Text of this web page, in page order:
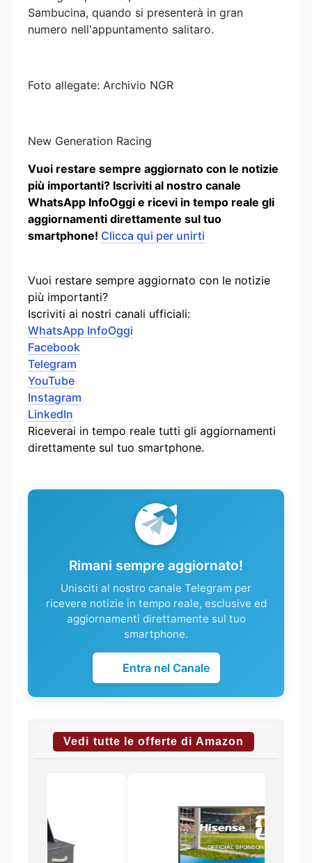
Sambucina, quando si presenterà in gran
numero nell'appuntamento salitaro.
Foto allegate: Archivio NGR
New Generation Racing
Vuoi restare sempre aggiornato con le notizie
più importanti? Iscriviti al nostro canale
WhatsApp InfoOggi e ricevi in tempo reale gli
aggiornamenti direttamente sul tuo
smartphone! Clicca qui per unirti
Vuoi restare sempre aggiornato con le notizie
più importanti?
Iscriviti ai nostri canali ufficiali:
WhatsApp InfoOggi
Facebook
Telegram
YouTube
Instagram
LinkedIn
Riceverai in tempo reale tutti gli aggiornamenti
direttamente sul tuo smartphone.
Rimani sempre aggiornato!
Unisciti al nostro canale Telegram per
ricevere notizie in tempo reale, esclusive ed
aggiornamenti direttamente sul tuo
smartphone.
Entra nel Canale